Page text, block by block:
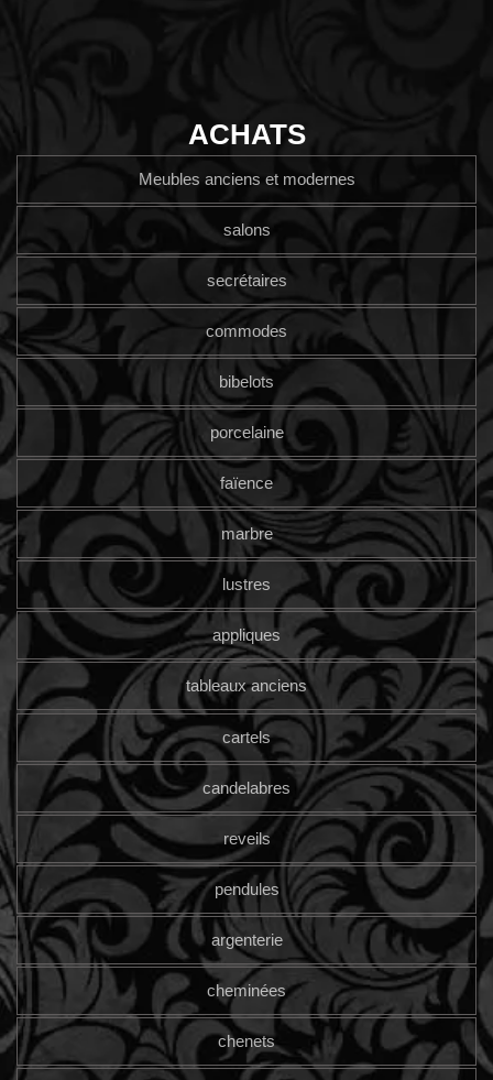
ACHATS
Meubles anciens et modernes
salons
secrétaires
commodes
bibelots
porcelaine
faïence
marbre
lustres
appliques
tableaux anciens
cartels
candelabres
reveils
pendules
argenterie
cheminées
chenets